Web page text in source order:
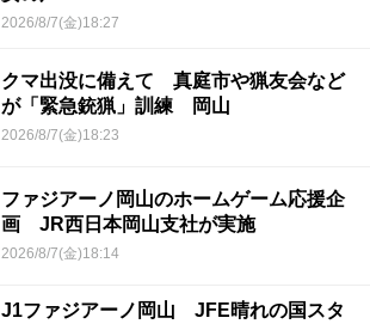
2026/8/7(金)18:27
クマ出没に備えて 真庭市や猟友会など
が「緊急銃猟」訓練 岡山
2026/8/7(金)18:23
ファジアーノ岡山のホームゲーム応援企
画 JR西日本岡山支社が実施
2026/8/7(金)18:14
J1ファジアーノ岡山 JFE晴れの国スタ